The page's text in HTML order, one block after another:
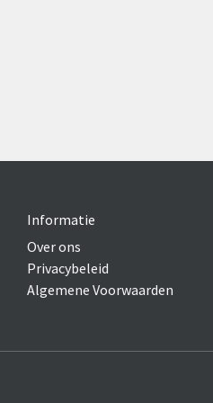
Informatie
Over ons
Privacybeleid
Algemene Voorwaarden